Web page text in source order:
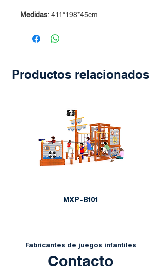
Medidas: 411*198*45cm
Productos relacionados
MXP-B101
Fabricantes de juegos infantiles
Contacto